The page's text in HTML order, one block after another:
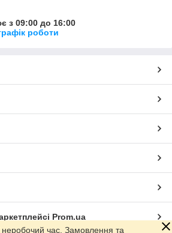
з 09:00 до 16:00
роботи
Prom.ua
неробочий час. Замовлення та